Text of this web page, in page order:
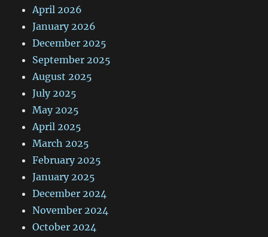
April 2026
January 2026
December 2025
September 2025
August 2025
July 2025
May 2025
April 2025
March 2025
February 2025
January 2025
December 2024
November 2024
October 2024